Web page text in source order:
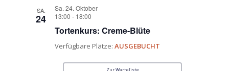
SA.
24
Sa. 24. Oktober
13:00 - 18:00
Tortenkurs: Creme-Blüte
Verfügbare Plätze:AUSGEBUCHT